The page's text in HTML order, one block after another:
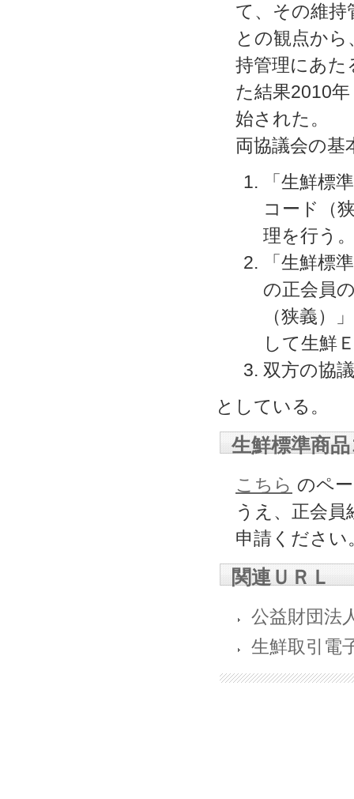
て、その維持
との観点か
持管理にあた
た結果2010
始された。
両協議会の基
「生鮮標
コード（
理を行う
「生鮮標
の正会員
（狭義）
して生鮮
双方の協
としている。
生鮮標準商
こちら のペ
うえ、正会員
申請ください
関連ＵＲＬ
公益財団法
生鮮取引電